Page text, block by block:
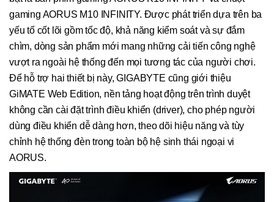
gaming AORUS M10 INFINITY. Được phát triển dựa trên ba
yếu tố cốt lõi gồm tốc độ, khả năng kiểm soát và sự đắm
chìm, dòng sản phẩm mới mang những cải tiến công nghệ
vượt ra ngoài hệ thống đến mọi tương tác của người chơi.
Để hỗ trợ hai thiết bị này, GIGABYTE cũng giới thiệu
GiMATE Web Edition, nền tảng hoạt động trên trình duyệt
không cần cài đặt trình điều khiển (driver), cho phép người
dùng điều khiển dễ dàng hơn, theo dõi hiệu năng và tùy
chỉnh hệ thống đèn trong toàn bộ hệ sinh thái ngoại vi
AORUS.